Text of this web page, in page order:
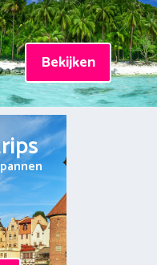
Bekijken